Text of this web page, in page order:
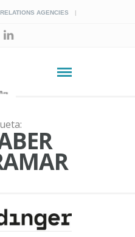
AGENCIES